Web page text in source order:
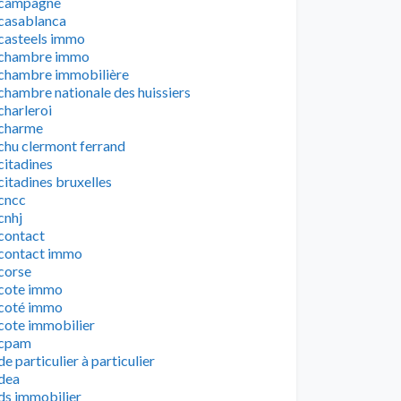
immo
immo
immobilière
nationale des huissiers
clermont ferrand
bruxelles
immo
immo
immo
immobilier
particulier à particulier
immobilier